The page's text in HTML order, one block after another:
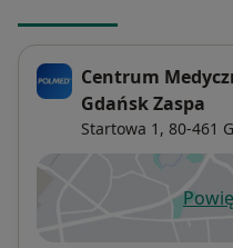
Centrum
Gdańsk Zaspa
Startowa 1, 80-461